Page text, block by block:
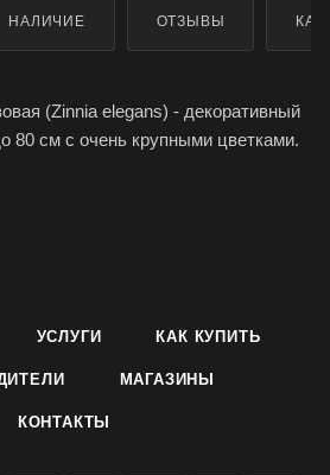
НАЛИЧИЕ ОТЗЫВЫ
(Zinnia elegans) - декоративный
80 см с очень крупными цветками.
12 см, сочно-розового цвета.
группами с многолетниками и
УСЛУГИ КАК КУПИТЬ
МАГАЗИНЫ
КОНТАКТЫ